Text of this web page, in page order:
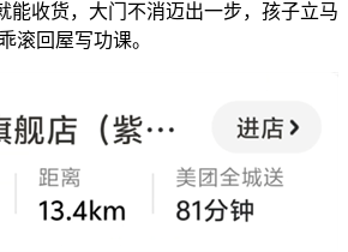
收货，大门不消迈出一步，孩子立马
滚回屋写功课。